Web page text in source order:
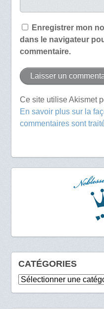
Enregistrer mon
dans le navigateur
commentaire.
Ce site utilise Akismet
En savoir plus sur la
commentaires sont
CATÉGORIES
Catégories